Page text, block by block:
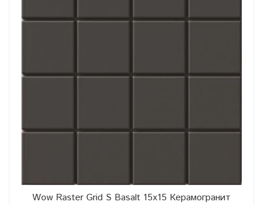
Wow Raster Grid S Basalt 15x15 Керамогранит